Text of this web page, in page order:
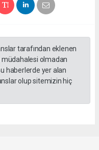
tarafından eklenen
olmadan
haberlerde yer alan
olup sitemizin hiç